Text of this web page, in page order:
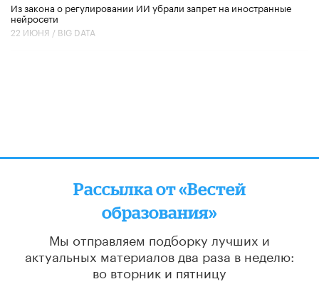
Из закона о регулировании ИИ убрали запрет на иностранные
нейросети
22 ИЮНЯ / BIG DATA
Рассылка от «Вестей
образования»
Мы отправляем подборку лучших и
актуальных материалов два раза в неделю:
во вторник и пятницу